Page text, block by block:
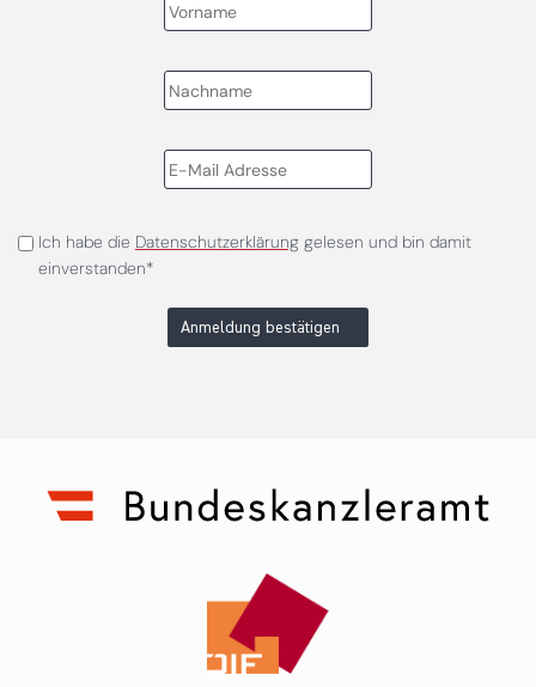
Ich habe die Datenschutzerklärunggelesen und bin damit
einverstanden*
Anmeldung bestätigen